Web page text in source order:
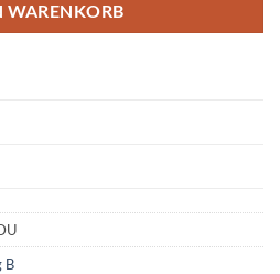
WARENKORB
B